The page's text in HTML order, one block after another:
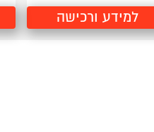
למידע ורכישה